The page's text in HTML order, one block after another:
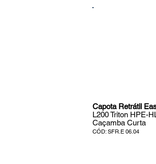
Capota Retrátil
L200 Triton HPE-
Caçamba Curta
CÓD: SFR.E 06.04